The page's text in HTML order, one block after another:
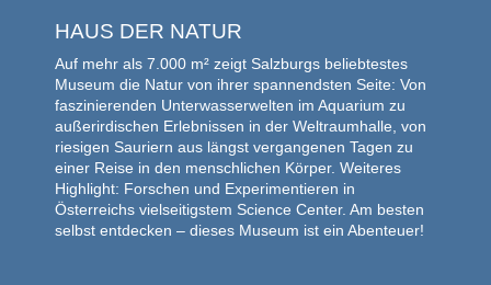
HAUS DER NATUR
Auf mehr als 7.000 m² zeigt Salzburgs beliebtestes
Museum die Natur von ihrer spannendsten Seite: Von
faszinierenden Unterwasserwelten im Aquarium zu
außerirdischen Erlebnissen in der Weltraumhalle, von
riesigen Sauriern aus längst vergangenen Tagen zu
einer Reise in den menschlichen Körper. Weiteres
Highlight: Forschen und Experimentieren in
Österreichs vielseitigstem Science Center. Am besten
selbst entdecken – dieses Museum ist ein Abenteuer!